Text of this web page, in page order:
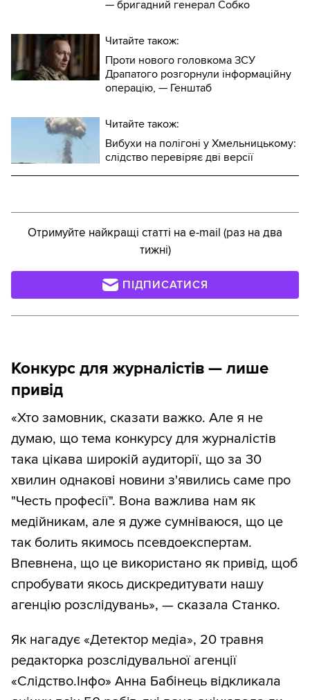
— бригадний генерал Собко
Читайте також:
Проти нового головкома ЗСУ
Драпатого розгорнули інформаційну
операцію, — Генштаб
Читайте також:
Вибухи на полігоні у Хмельницькому:
слідство перевіряє дві версії
Отримуйте найкращі статті на e-mail (раз на два
тижні)
ПІДПИСАТИСЯ
Конкурс для журналістів — лише
привід
«Хто замовник, сказати важко. Але я не
думаю, що тема конкурсу для журналістів
така цікава широкій аудиторії, що за 30
хвилин однакові новини з'явились саме про
"Честь професії". Вона важлива нам як
медійникам, але я дуже сумніваюся, що це
так болить якимось псевдоекспертам.
Впевнена, що це використано як привід, щоб
спробувати якось дискредитувати нашу
агенцію розслідувань», — сказала Станко.
Як нагадує «Детектор медіа», 20 травня
редакторка розслідувальної агенції
«Слідство.Інфо» Анна Бабінець відкликала